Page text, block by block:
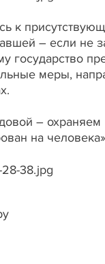
к
– если не
государство
меры,
–
на